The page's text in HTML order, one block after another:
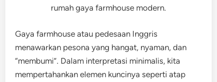
rumah gaya farmhouse modern.
Gaya farmhouse atau pedesaan Inggris
menawarkan pesona yang hangat, nyaman, dan
“membumi”. Dalam interpretasi minimalis, kita
mempertahankan elemen kuncinya seperti atap